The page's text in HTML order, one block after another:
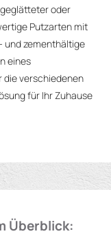
oder
Putzarten mit
und zementhältige
eines
die verschiedenen
für Ihr Zuhause
Überblick: